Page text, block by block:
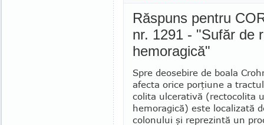
Răspuns pentru
nr. 1291 - "Sufăr de
hemoragică"
Spre deosebire de boala
afecta orice porţiune a
colita ulcerativă (recto­colita
hemoragică) este lo­calizată
colonului şi reprezintă un